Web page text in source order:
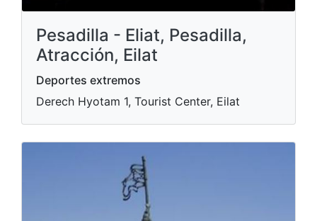
Pesadilla - Eliat, Pesadilla,
Atracción, Eilat
Deportes extremos
Derech Hyotam 1, Tourist Center, Eilat